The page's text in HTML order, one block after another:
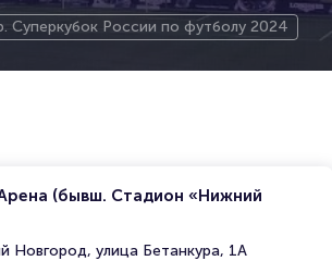
Суперкубок России по футболу 2024
(бывш. Стадион «Нижний
Новгород, улица Бетанкура, 1А